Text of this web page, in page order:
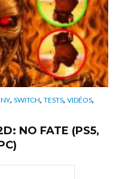
, SWITCH, TESTS, VIDÉOS,
NO FATE (PS5,